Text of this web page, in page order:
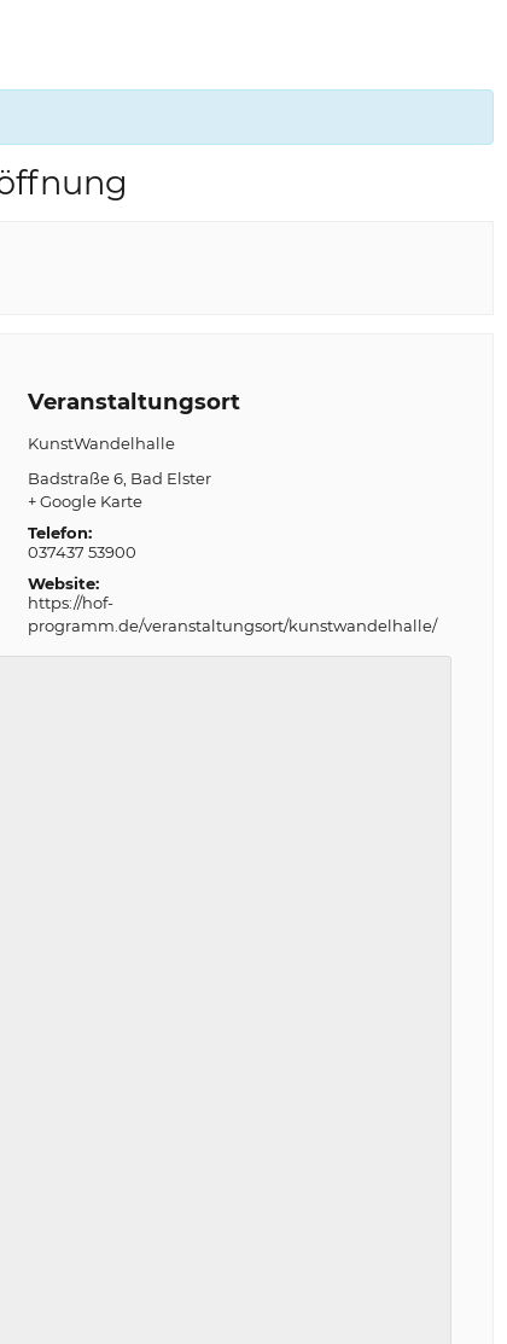
Veranstaltungsort
KunstWandelhalle
Badstraße 6 Bad Elster
+ Google Karte
Telefon:
037437 53900
Website:
https://hof-
programm.de/veranstaltungsort/kunstwandelhalle/